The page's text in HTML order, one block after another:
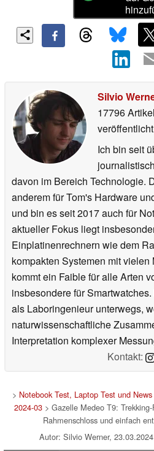
Silvio
17796
veröffentlicht
Ich bin seit
davon im Bereich Technologie.
anderem für Tom's Hardware
und bin es seit 2017 auch für
aktueller Fokus liegt
Einplatinenrechnern wie dem
kompakten Systemen mit
kommt ein Faible für alle Arten
insbesondere für
als Laboringenieur unterwegs,
naturwissenschaftliche
Interpretation komplexer
Kontakt:
> Notebook Test, Laptop Test und News
2024-03> Gazelle Medeo T9:
Rahmenschloss und einfach
Autor: Silvio Werner,